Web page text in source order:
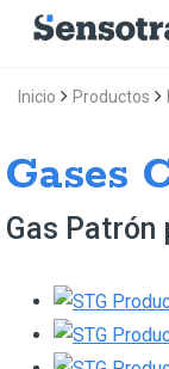
Inicio Productos
Gases
Gas